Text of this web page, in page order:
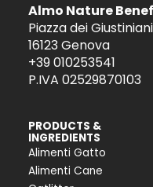
Almo Nature
Piazza dei
16123 Genova
+39 010253541
P.IVA 02529870103
PRODUCTS &
INGREDIENTS
Alimenti Gatto
Alimenti Cane